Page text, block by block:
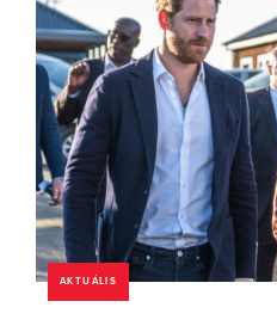
AKTUÁLIS